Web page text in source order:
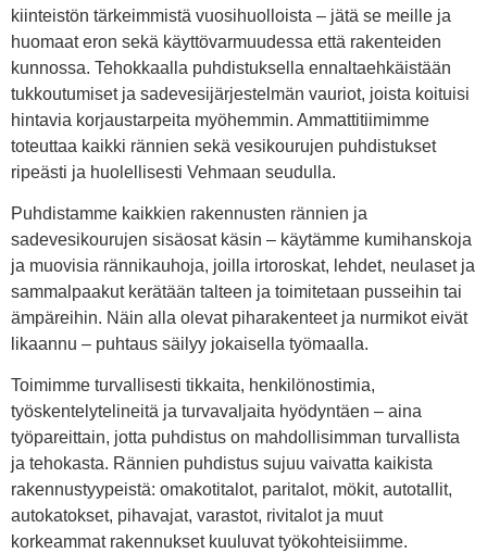
kiinteistön tärkeimmistä vuosihuolloista – jätä se meille ja
huomaat eron sekä käyttövarmuudessa että rakenteiden
kunnossa. Tehokkaalla puhdistuksella ennaltaehkäistään
tukkoutumiset ja sadevesijärjestelmän vauriot, joista koituisi
hintavia korjaustarpeita myöhemmin. Ammattitiimimme
toteuttaa kaikki rännien sekä vesikourujen puhdistukset
ripeästi ja huolellisesti Vehmaan seudulla.
Puhdistamme kaikkien rakennusten rännien ja
sadevesikourujen sisäosat käsin – käytämme kumihanskoja
ja muovisia rännikauhoja, joilla irtoroskat, lehdet, neulaset ja
sammalpaakut kerätään talteen ja toimitetaan pusseihin tai
ämpäreihin. Näin alla olevat piharakenteet ja nurmikot eivät
likaannu – puhtaus säilyy jokaisella työmaalla.
Toimimme turvallisesti tikkaita, henkilönostimia,
työskentelytelineitä ja turvavaljaita hyödyntäen – aina
työpareittain, jotta puhdistus on mahdollisimman turvallista
ja tehokasta. Rännien puhdistus sujuu vaivatta kaikista
rakennustyypeistä: omakotitalot, paritalot, mökit, autotallit,
autokatokset, pihavajat, varastot, rivitalot ja muut
korkeammat rakennukset kuuluvat työkohteisiimme.